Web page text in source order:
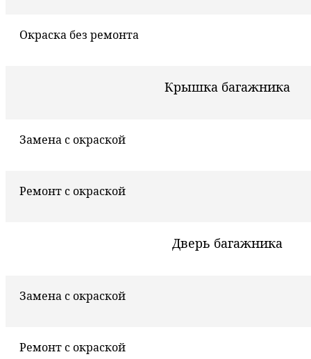
Окраска без ремонта
Крышка багажника
Замена с окраской
Ремонт с окраской
Дверь багажника
Замена с окраской
Ремонт с окраской